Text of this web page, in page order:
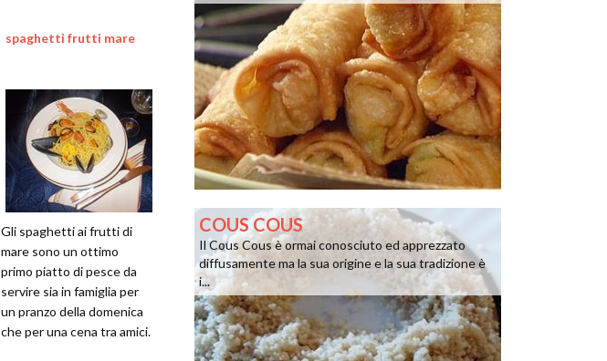
spaghetti frutti mare
Gli spaghetti ai frutti di
mare sono un ottimo
primo piatto di pesce da
servire sia in famiglia per
un pranzo della domenica
che per una cena tra amici.
COUS COUS
Il Cous Cous è ormai conosciuto ed apprezzato
diffusamente ma la sua origine e la sua tradizione è
i...